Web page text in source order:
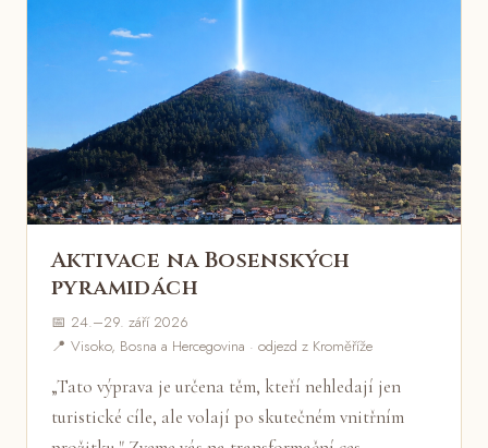
Aktivace na Bosenských
pyramidách
📅 24.–29. září 2026
📍 Visoko, Bosna a Hercegovina · odjezd z Kroměříže
„Tato výprava je určena těm, kteří nehledají jen
turistické cíle, ale volají po skutečném vnitřním